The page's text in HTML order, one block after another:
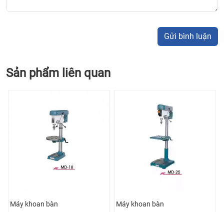
Gửi bình luận
Sản phẩm liên quan
Máy khoan bàn Máy khoan bàn